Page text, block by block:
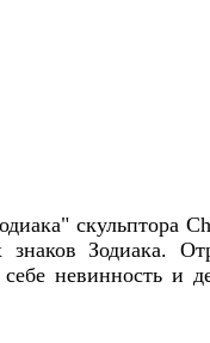
скульптора
Зодиака.
невинность и